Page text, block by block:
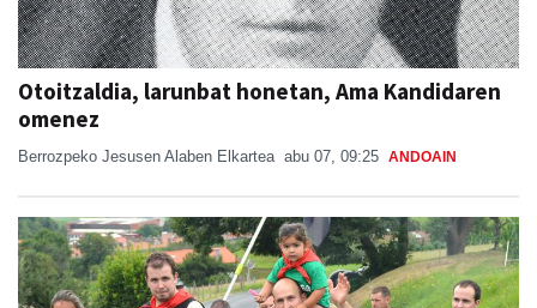
Otoitzaldia, larunbat honetan, Ama Kandidaren
omenez
Berrozpeko Jesusen Alaben Elkartea abu 07, 09:25 ANDOAIN